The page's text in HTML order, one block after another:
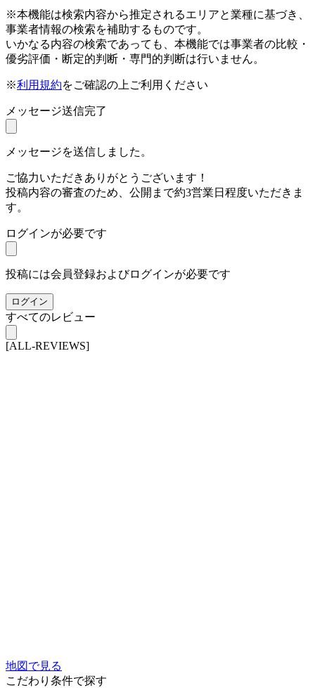
※本機能は検索内容から推定されるエリアと業種に基づき、
事業者情報の検索を補助するものです。
いかなる内容の検索であっても、本機能では事業者の比較・
優劣評価・断定的判断・専門的判断は行いません。
※利用規約をご確認の上ご利用ください
メッセージ送信完了
メッセージを送信しました。
ご協力いただきありがとうございます！
投稿内容の審査のため、公開まで約3営業日程度いただきま
す。
ログインが必要です
投稿には会員登録およびログインが必要です
ログイン
すべてのレビュー
[ALL-REVIEWS]
地図で見る
こだわり条件で探す